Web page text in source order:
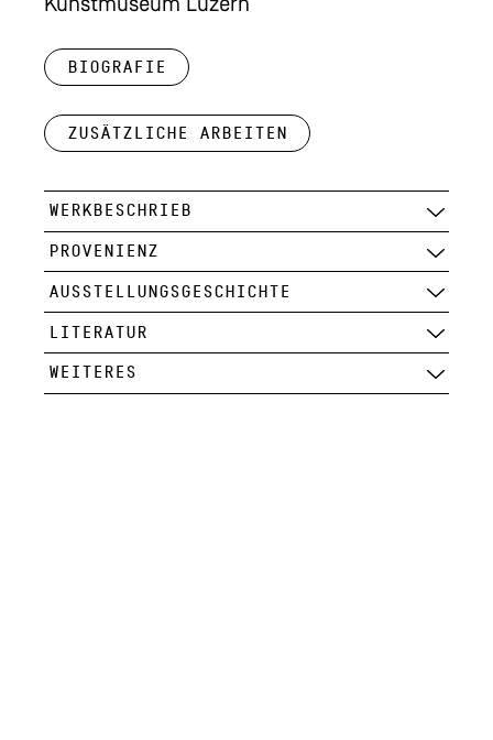
Kunstmuseum Luzern
Biografie
Zusätzliche Arbeiten
WERKBESCHRIEB
PROVENIENZ
AUSSTELLUNGSGESCHICHTE
LITERATUR
WEITERES